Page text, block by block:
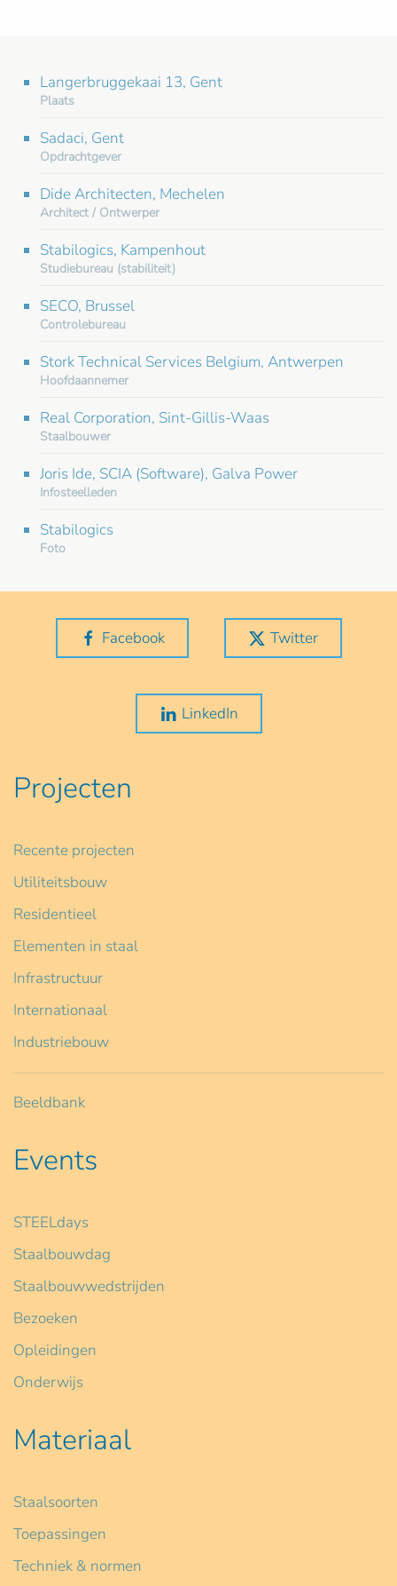
Langerbruggekaai 13, Gent
Plaats
Sadaci, Gent
Opdrachtgever
Dide Architecten, Mechelen
Architect / Ontwerper
Stabilogics, Kampenhout
Studiebureau (stabiliteit)
SECO, Brussel
Controlebureau
Stork Technical Services Belgium, Antwerpen
Hoofdaannemer
Real Corporation, Sint-Gillis-Waas
Staalbouwer
Joris Ide, SCIA (Software), Galva Power
Infosteelleden
Stabilogics
Foto
Facebook Twitter
LinkedIn
Projecten
Recente projecten
Utiliteitsbouw
Residentieel
Elementen in staal
Infrastructuur
Internationaal
Industriebouw
Beeldbank
Events
STEELdays
Staalbouwdag
Staalbouwwedstrijden
Bezoeken
Opleidingen
Onderwijs
Materiaal
Staalsoorten
Toepassingen
Techniek & normen